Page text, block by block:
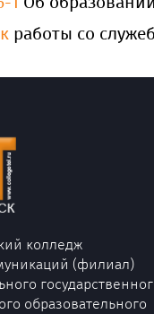
работы со
колледж
(филиал)
образовательного